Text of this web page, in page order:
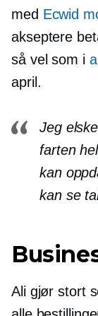
med Ecwid
akseptere
så vel som i a
april.
Jeg
farten
kan
kan se
Ali gjør stort